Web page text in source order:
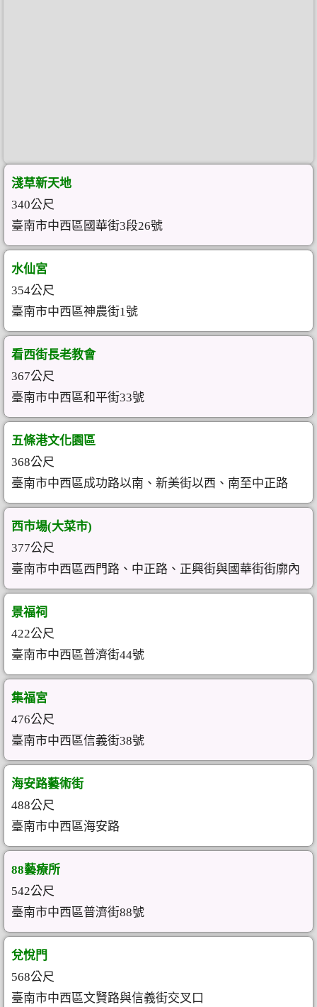
淺草新天地
340公尺
臺南市中西區國華街3段26號
水仙宮
354公尺
臺南市中西區神農街1號
看西街長老教會
367公尺
臺南市中西區和平街33號
五條港文化園區
368公尺
臺南市中西區成功路以南、新美街以西、南至中正路
西市場(大菜市)
377公尺
臺南市中西區西門路、中正路、正興街與國華街街廓內
景福祠
422公尺
臺南市中西區普濟街44號
集福宮
476公尺
臺南市中西區信義街38號
海安路藝術街
488公尺
臺南市中西區海安路
88藝療所
542公尺
臺南市中西區普濟街88號
兌悅門
568公尺
臺南市中西區文賢路與信義街交叉口